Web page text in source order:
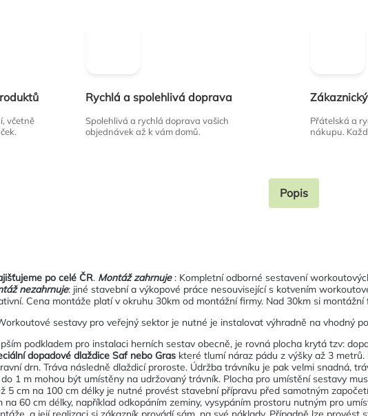
včetně
Rychlá a spolehlivá doprava
Spolehlivá a rychlá doprava vašich
objednávek až k vám domů.
Přátelská a
nákupu.
Popis
po celé ČR. Montáž zahrnuje: Kompletní odborné sestavení
nezahrnuje: jiné stavební a výkopové práce nesouvisející s kotvením
Cena montáže platí v okruhu 30km od montážní firmy. Nad 30km si
sestavy pro veřejný sektor je nutné je instalovat výhradně na vhodný
podkladem pro instalaci herních sestav obecně, je rovná plocha krytá tzv:
dopadové dlaždice Saf nebo Gras které tlumí náraz pádu z výšky až 3
drn. Tráva následně dlaždicí proroste. Údržba trávníku je pak velmi snadná,
1 m mohou být umístěny na udržovaný trávník. Plocha pro umístění sestavy
5 cm na 100 cm délky je nutné provést stavební přípravu před samotným
na 60 cm délky, například odkopáním zeminy, vysypáním prostoru nutným pro